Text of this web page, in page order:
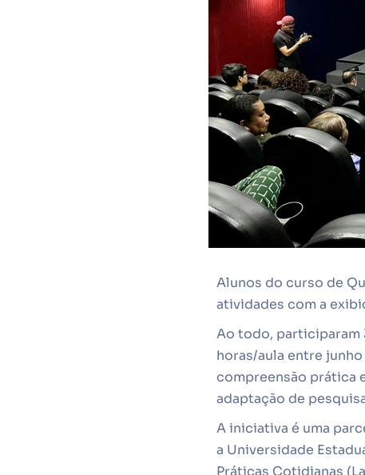
Alunos do curso de
atividades com a
Ao todo, participaram
horas/aula entre
compreensão prática
adaptação de
A iniciativa é uma
a Universidade
Práticas Cotidianas